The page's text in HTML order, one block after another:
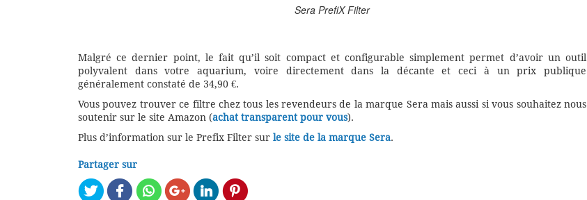
Sera PrefiX Filter
Malgré ce dernier point, le fait qu’il soit compact et configurable simplement permet d’avoir un outil
polyvalent dans votre aquarium, voire directement dans la décante et ceci à un prix publique
généralement constaté de 34,90 €.
Vous pouvez trouver ce filtre chez tous les revendeurs de la marque Sera mais aussi si vous souhaitez nous
soutenir sur le site Amazon (achat transparent pour vous).
Plus d’information sur le Prefix Filter sur le site de la marque Sera.
Partager sur